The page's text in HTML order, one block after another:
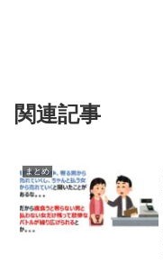
関連記事
まとめ